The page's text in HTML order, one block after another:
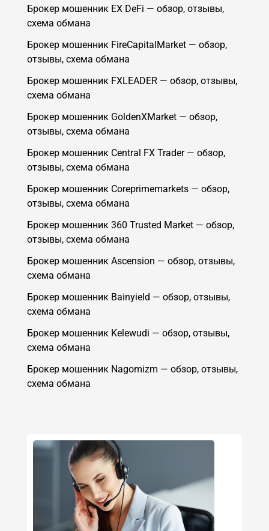
Брокер мошенник EX DeFi — обзор, отзывы,
схема обмана
Брокер мошенник FireCapitalMarket — обзор,
отзывы, схема обмана
Брокер мошенник FXLEADER — обзор, отзывы,
схема обмана
Брокер мошенник GoldenXMarket — обзор,
отзывы, схема обмана
Брокер мошенник Central FX Trader — обзор,
отзывы, схема обмана
Брокер мошенник Coreprimemarkets — обзор,
отзывы, схема обмана
Брокер мошенник 360 Trusted Market — обзор,
отзывы, схема обмана
Брокер мошенник Ascension — обзор, отзывы,
схема обмана
Брокер мошенник Bainyield — обзор, отзывы,
схема обмана
Брокер мошенник Kelewudi — обзор, отзывы,
схема обмана
Брокер мошенник Nagomizm — обзор, отзывы,
схема обмана